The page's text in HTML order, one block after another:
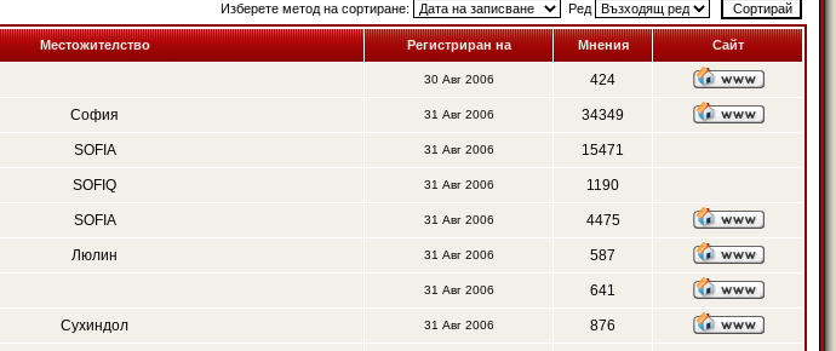
Изберете метод на сортиране: Ред
Местожителство Регистриран на Мнения Сайт
30 Авг 2006 424
София 31 Авг 2006 34349
SOFIA 31 Авг 2006 15471
SOFIQ 31 Авг 2006 1190
SOFIA 31 Авг 2006 4475
Люлин 31 Авг 2006 587
31 Авг 2006 641
Сухиндол 31 Авг 2006 876